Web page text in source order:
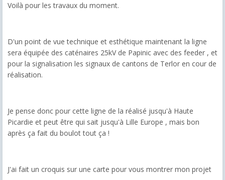
Voilà pour les travaux du moment.
D'un point de vue technique et esthétique maintenant la ligne
sera équipée des caténaires 25kV de Papinic avec des feeder , et
pour la signalisation les signaux de cantons de Terlor en cour de
réalisation.
Je pense donc pour cette ligne de la réalisé jusqu'à Haute
Picardie et peut être qui sait jusqu'à Lille Europe , mais bon
après ça fait du boulot tout ça !
J'ai fait un croquis sur une carte pour vous montrer mon projet